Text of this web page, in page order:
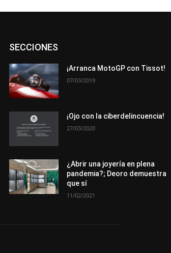
SECCIONESAsociaciones
Entrevistas
La Pluma de Pedro Pérez
Metales
Novedades
¡Arranca MotoGP con Tissot!
07/03/2019
¡Ojo con la ciberdelincuencia!
27/03/2020
¿Abrir una joyería en plena
pandemia?; Deoro demuestra
que sí
11/02/2021